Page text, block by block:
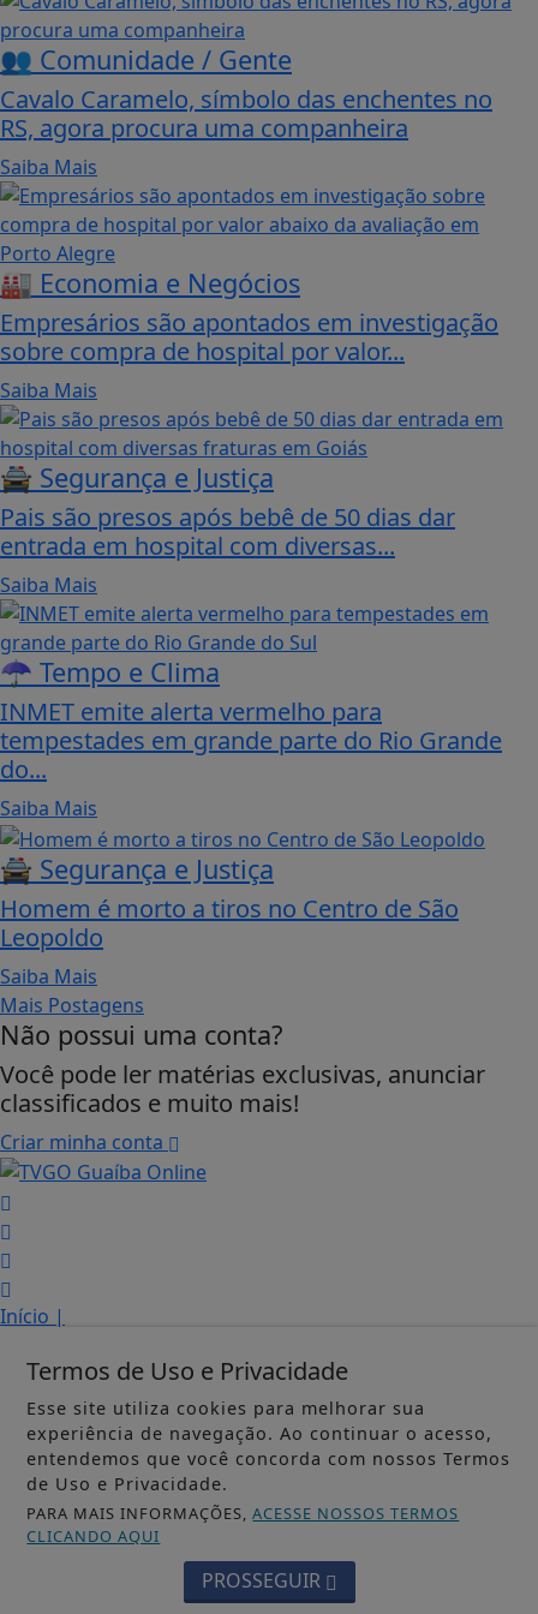
👥 Comunidade / Gente
Cavalo Caramelo, símbolo das enchentes no
RS, agora procura uma companheira
Saiba Mais
🏭 Economia e Negócios
Empresários são apontados em investigação
sobre compra de hospital por valor...
Saiba Mais
🚔 Segurança e Justiça
Pais são presos após bebê de 50 dias dar
entrada em hospital com diversas...
Saiba Mais
☂️ Tempo e Clima
INMET emite alerta vermelho para
tempestades em grande parte do Rio Grande
do...
Saiba Mais
🚔 Segurança e Justiça
Homem é morto a tiros no Centro de São
Leopoldo
Saiba Mais
Mais Postagens
Não possui uma conta?
Você pode ler matérias exclusivas, anunciar
classificados e muito mais!
Criar minha conta
Início |
Painel do Leitor |
Termos de Uso e Privacidade|
FAQ|
Contato
Guaíba Online - Todos os direitos reservados
Termos de Uso e Privacidade
Esse site utiliza cookies para melhorar sua
experiência de navegação. Ao continuar o acesso,
entendemos que você concorda com nossos Termos
de Uso e Privacidade.
PARA MAIS INFORMAÇÕES,ACESSE NOSSOS TERMOS
CLICANDO AQUI
PROSSEGUIR